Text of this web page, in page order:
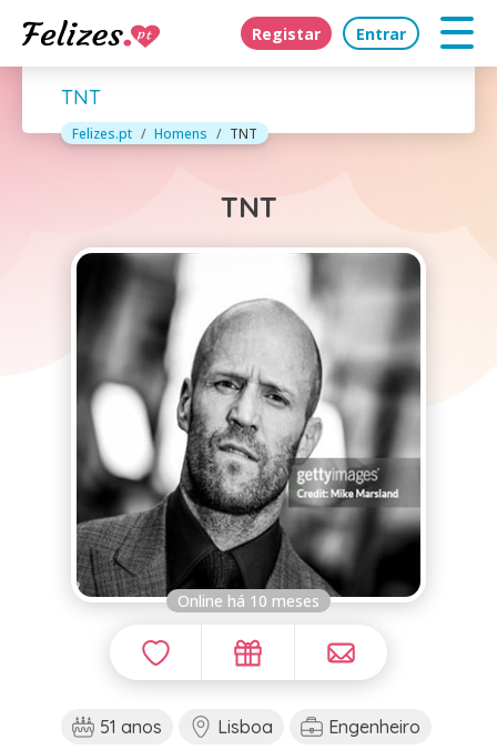
Registar Entrar
TNT
Felizes.pt Homens TNT
TNT
Online há 10 meses
51 anos Lisboa Engenheiro